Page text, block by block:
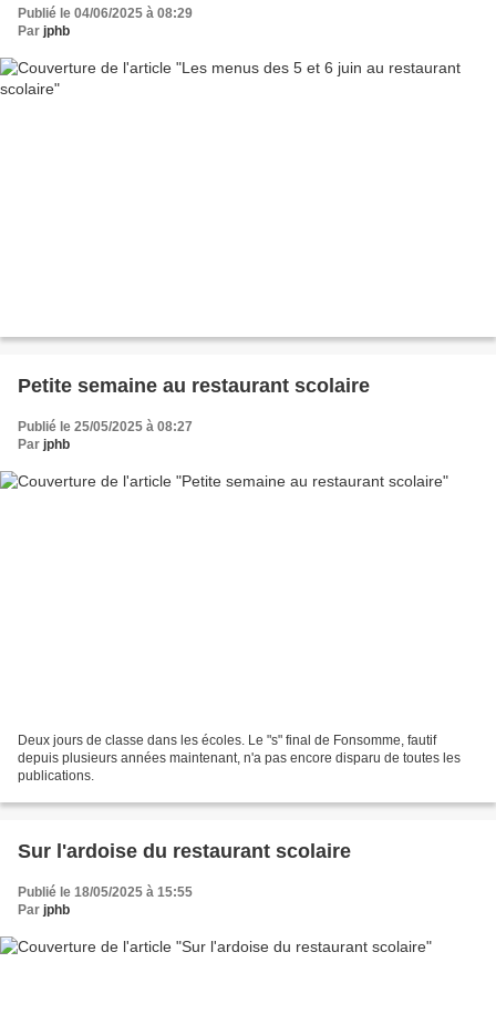
Publié le 04/06/2025 à 08:29
Par jphb
Petite semaine au restaurant scolaire
Publié le 25/05/2025 à 08:27
Par jphb
Deux jours de classe dans les écoles. Le "s" final de Fonsomme, fautif
depuis plusieurs années maintenant, n'a pas encore disparu de toutes les
publications.
Sur l'ardoise du restaurant scolaire
Publié le 18/05/2025 à 15:55
Par jphb